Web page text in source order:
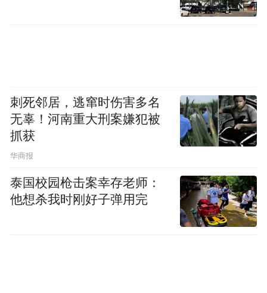
刺死邻居，逃窜时伤害多名
无辜！河南重大刑案嫌犯被
抓获
华商报
泰国校园枪击案幸存老师：
他想杀我时刚好子弹用完